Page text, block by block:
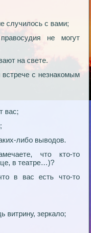
случилось с вами;
не могут
на свете.
с незнакомым
вас;
либо выводов.
что кто-то
в театре…)?
в вас есть что-то
витрину, зеркало;